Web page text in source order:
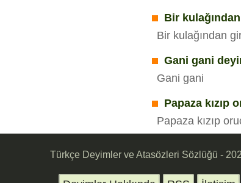
Bir
Bir kulağından
Gani gani
Gani gani
Papaza kızıp
Papaza kızıp
Türkçe Deyimler ve Atasözleri Sözlüğü -